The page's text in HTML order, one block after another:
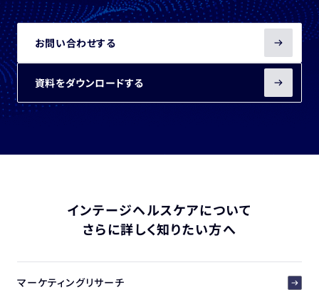
お問い合わせする
資料をダウンロードする
インテージヘルスケアについて
さらに詳しく知りたい方へ
マーケティングリサーチ